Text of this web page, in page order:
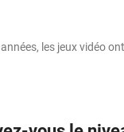
les jeux vidéo